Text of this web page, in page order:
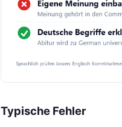
Typische Fehler